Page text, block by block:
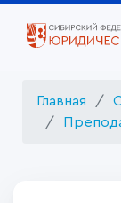
Главная